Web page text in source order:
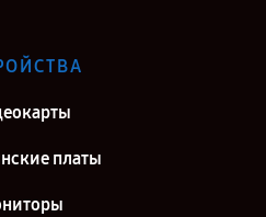
M32QC в г. Самара
M32QC в г. Санкт-Петербург
платы